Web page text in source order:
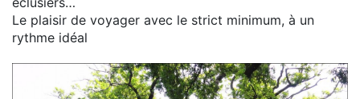
Le plaisir de voyager avec le strict minimum, à un
rythme idéal